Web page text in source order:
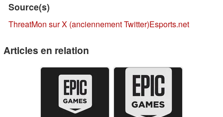
Source(s)
ThreatMon sur X (anciennement Twitter)Esports.net
Articles en relation